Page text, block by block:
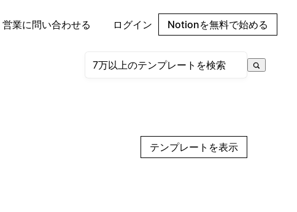
営業に問い合わせる ログイン Notionを無料で始める
テンプレートを表示